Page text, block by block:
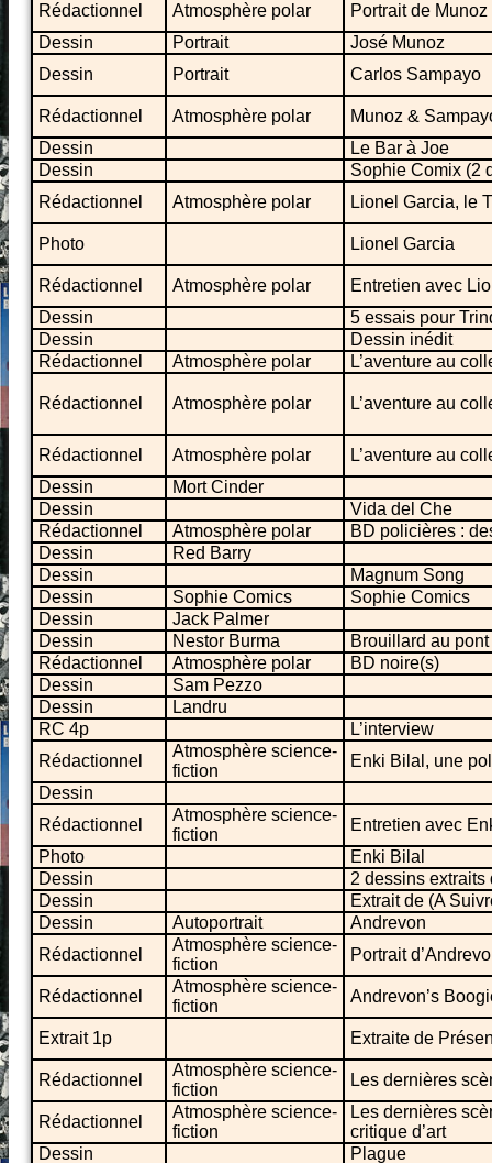
Rédactionnel Atmosphère polar
Portrait de
Dessin
Portrait
José Munoz
Dessin
Portrait Carlos Sampayo
Rédactionnel Atmosphère polar
Munoz &
Dessin
Le Bar à Joe
Dessin
Sophie Comix (2
Rédactionnel
Atmosphère polar Lionel Garcia, le
Photo Lionel Garcia
Rédactionnel Atmosphère polar
Entretien avec
Dessin
5 essais pour
Dessin
Dessin inédit
Rédactionnel
Atmosphère polar L’aventure au
Rédactionnel Atmosphère polar L’aventure au
Rédactionnel Atmosphère polar
L’aventure au
Dessin
Mort Cinder
Dessin
Vida del Che
Rédactionnel
Atmosphère polar
BD policières :
Dessin
Red Barry
Dessin
Magnum Song
Dessin
Sophie Comics
Sophie Comics
Dessin
Jack Palmer
Dessin
Nestor Burma
Brouillard au
Rédactionnel
Atmosphère polar
BD noire(s)
Dessin
Sam Pezzo
Dessin
Landru
RC 4p
L’interview
Rédactionnel
Atmosphère science-
fiction
Enki Bilal, une
Dessin
Rédactionnel
Atmosphère science-
fiction
Entretien avec
Photo
Enki Bilal
Dessin
2 dessins
Dessin
Extrait de (A
Dessin
Autoportrait
Andrevon
Rédactionnel
Atmosphère science-
fiction
Portrait
Rédactionnel
Atmosphère science-
fiction
Andrevon’s
Extrait 1p Extraite de
Rédactionnel
Atmosphère science-
fiction
Les dernières
Rédactionnel
Atmosphère science-
fiction
Les dernières
critique d’art
Dessin
Plague